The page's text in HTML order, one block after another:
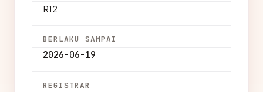
R12
BERLAKU SAMPAI
2026-06-19
REGISTRAR